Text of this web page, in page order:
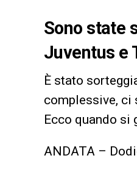
Sono state
Juventus e
È stato
complessive, ci
Ecco quando si
ANDATA –